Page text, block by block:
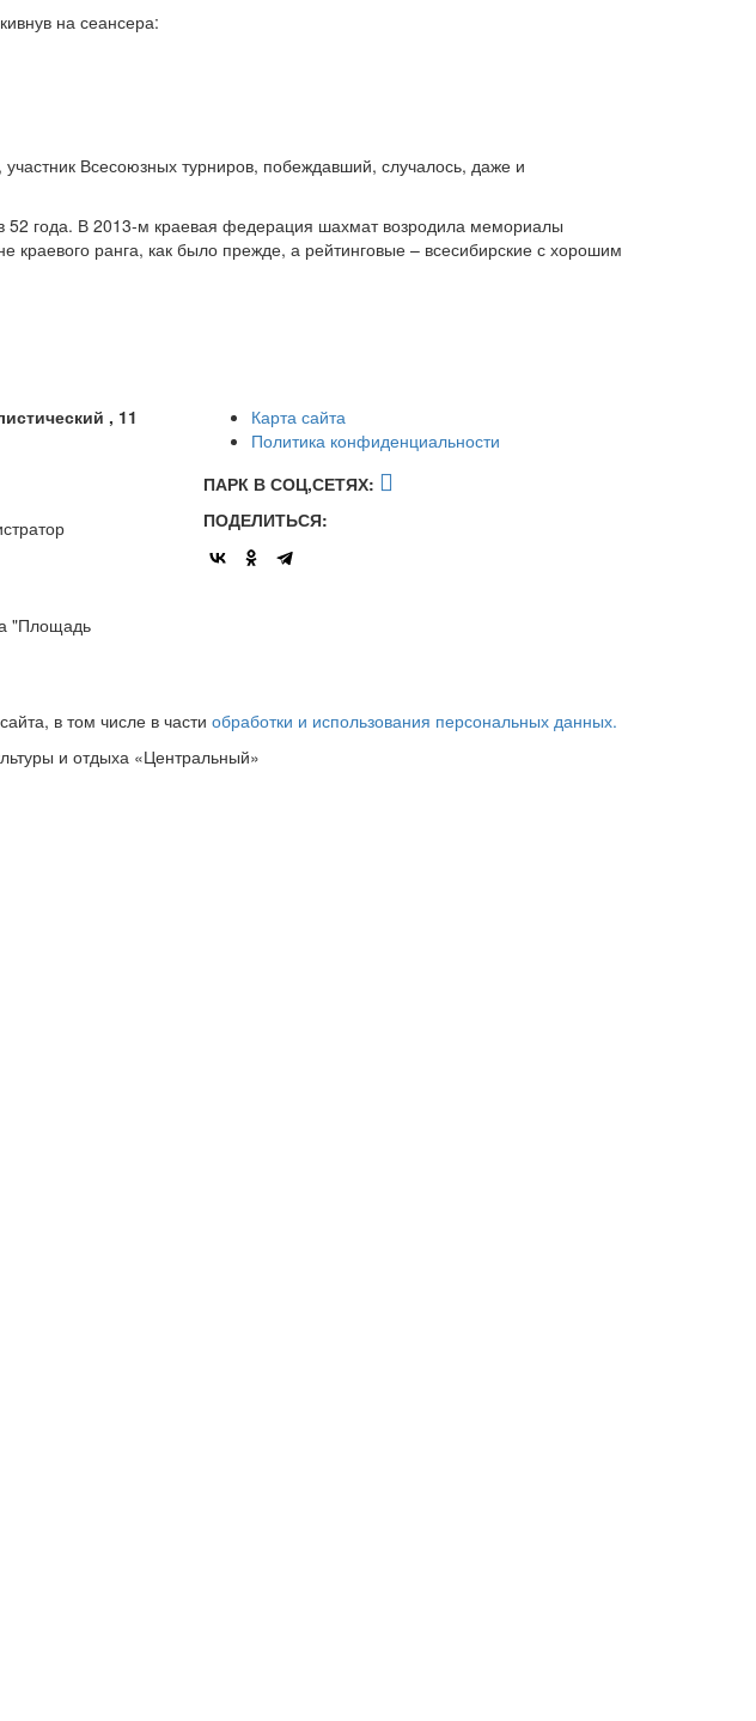
на сеансера:
Всесоюзных турниров, побеждавший, случалось, даже и
52 года. В 2013-м краевая федерация шахмат возродила мемориалы
ранга, как было прежде, а рейтинговые – всесибирские с хорошим
, 11
"Площадь
Карта сайта
Политика конфиденциальности
ПАРК В СОЦ,СЕТЯХ:
ПОДЕЛИТЬСЯ:
в том числе в части обработки и использования персональных данных.
и отдыха «Центральный»